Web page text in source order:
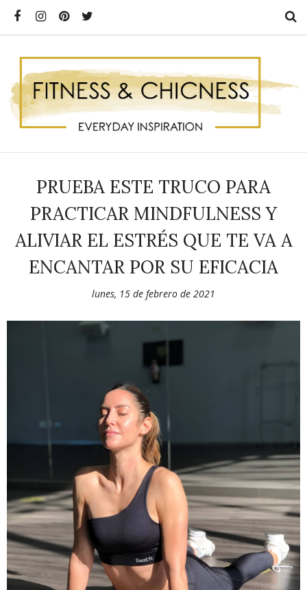
PRUEBA ESTE TRUCO PARA
PRACTICAR MINDFULNESS Y
ALIVIAR EL ESTRÉS QUE TE VA A
ENCANTAR POR SU EFICACIA
lunes, 15 de febrero de 2021